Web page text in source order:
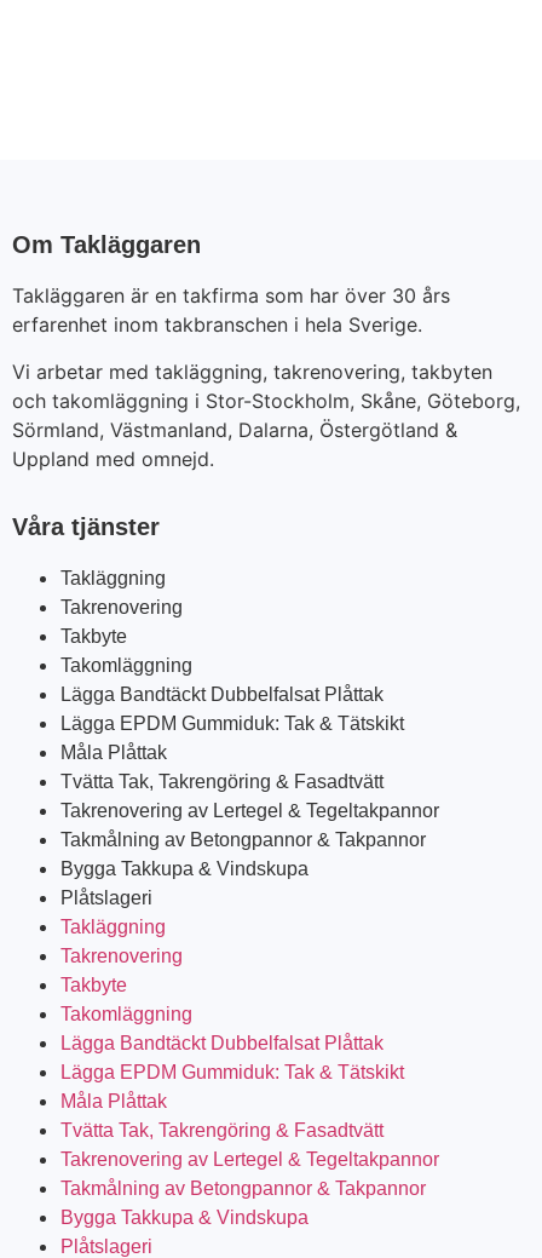
Om Takläggaren
Takläggaren är en takfirma som har över 30 års
erfarenhet inom takbranschen i hela Sverige.
Vi arbetar med takläggning, takrenovering, takbyten
och takomläggning i Stor-Stockholm, Skåne, Göteborg,
Sörmland, Västmanland, Dalarna, Östergötland &
Uppland med omnejd.
Våra tjänster
Takläggning
Takrenovering
Takbyte
Takomläggning
Lägga Bandtäckt Dubbelfalsat Plåttak
Lägga EPDM Gummiduk: Tak & Tätskikt
Måla Plåttak
Tvätta Tak, Takrengöring & Fasadtvätt
Takrenovering av Lertegel & Tegeltakpannor
Takmålning av Betongpannor & Takpannor
Bygga Takkupa & Vindskupa
Plåtslageri
Takläggning
Takrenovering
Takbyte
Takomläggning
Lägga Bandtäckt Dubbelfalsat Plåttak
Lägga EPDM Gummiduk: Tak & Tätskikt
Måla Plåttak
Tvätta Tak, Takrengöring & Fasadtvätt
Takrenovering av Lertegel & Tegeltakpannor
Takmålning av Betongpannor & Takpannor
Bygga Takkupa & Vindskupa
Plåtslageri